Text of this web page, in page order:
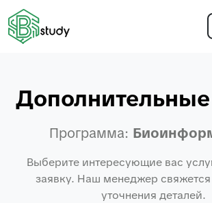
Дополнительные
Программа:
Выберите интересующие вас
заявку. Наш менеджер
уточнения деталей.